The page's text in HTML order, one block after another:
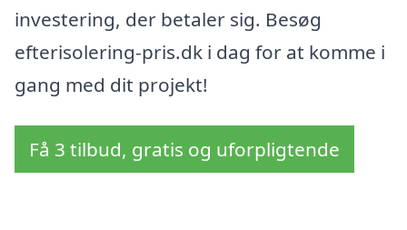
investering, der betaler sig. Besøg
efterisolering-pris.dk i dag for at komme i
gang med dit projekt!
Få 3 tilbud, gratis og uforpligtende